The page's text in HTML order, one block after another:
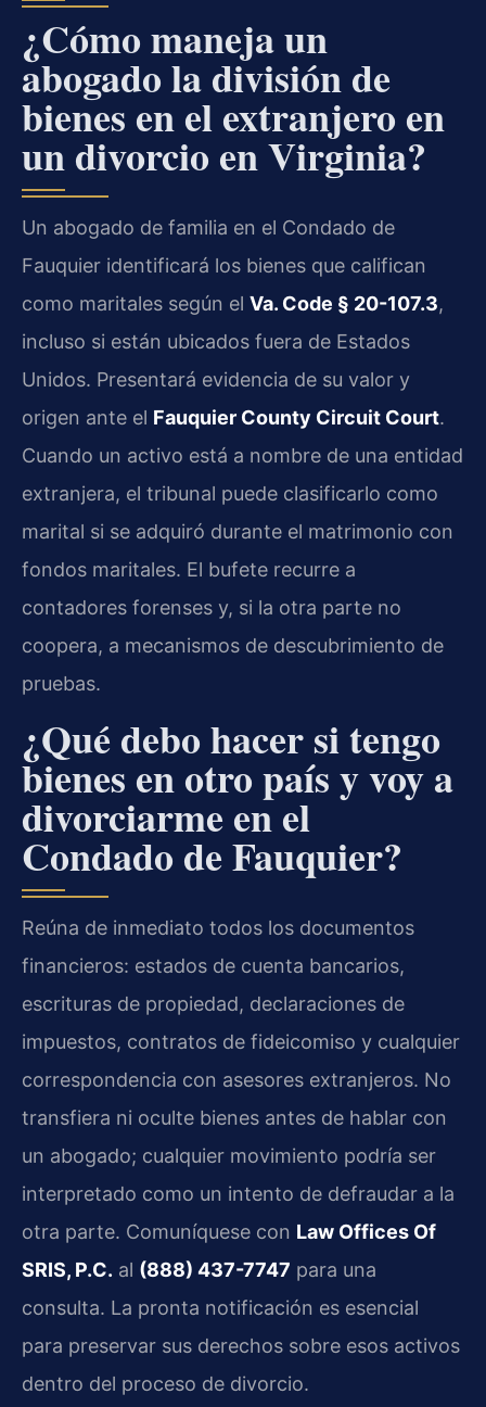
¿Cómo maneja un
abogado la división de
bienes en el extranjero en
un divorcio en Virginia?
Un abogado de familia en el Condado de
Fauquier identificará los bienes que califican
como maritales según el Va. Code § 20-107.3,
incluso si están ubicados fuera de Estados
Unidos. Presentará evidencia de su valor y
origen ante el Fauquier County Circuit Court.
Cuando un activo está a nombre de una entidad
extranjera, el tribunal puede clasificarlo como
marital si se adquiró durante el matrimonio con
fondos maritales. El bufete recurre a
contadores forenses y, si la otra parte no
coopera, a mecanismos de descubrimiento de
pruebas.
¿Qué debo hacer si tengo
bienes en otro país y voy a
divorciarme en el
Condado de Fauquier?
Reúna de inmediato todos los documentos
financieros: estados de cuenta bancarios,
escrituras de propiedad, declaraciones de
impuestos, contratos de fideicomiso y cualquier
correspondencia con asesores extranjeros. No
transfiera ni oculte bienes antes de hablar con
un abogado; cualquier movimiento podría ser
interpretado como un intento de defraudar a la
otra parte. Comuníquese con Law Offices Of
SRIS, P.C. al (888) 437-7747 para una
consulta. La pronta notificación es esencial
para preservar sus derechos sobre esos activos
dentro del proceso de divorcio.